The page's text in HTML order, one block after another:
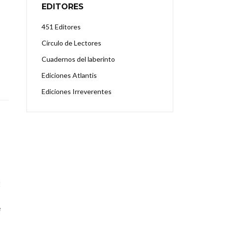
EDITORES
451 Editores
Círculo de Lectores
Cuadernos del laberinto
Ediciones Atlantis
Ediciones Irreverentes